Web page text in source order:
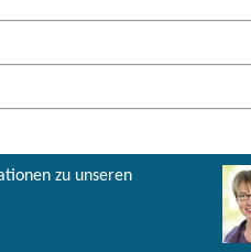
zu unseren